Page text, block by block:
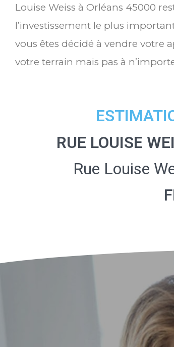
Louise Weiss à Orléans 45000
l’investissement le plus
vous êtes décidé à vendre votre
votre terrain mais pas à
RUE LOUISE
Rue Louise